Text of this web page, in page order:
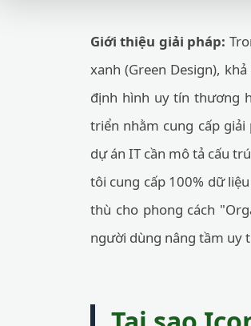
Giới thiệu giải pháp:
xanh (Green Design),
định hình uy tín thương
triển nhằm cung cấp
dự án IT cần mô tả cấu
tôi cung cấp 100% dữ
thù cho phong cách
người dùng nâng tầm uy